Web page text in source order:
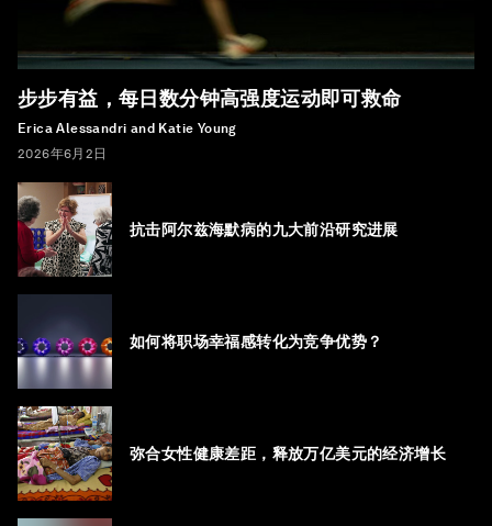
步步有益，每日数分钟高强度运动即可救命
Erica Alessandri and Katie Young
2026年6月2日
抗击阿尔兹海默病的九大前沿研究进展
如何将职场幸福感转化为竞争优势？
弥合女性健康差距，释放万亿美元的经济增长